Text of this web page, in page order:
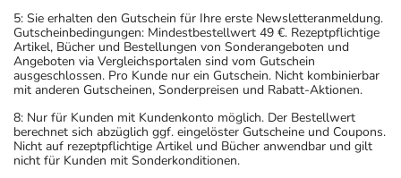
5: Sie erhalten den Gutschein für Ihre erste Newsletteranmeldung.
Gutscheinbedingungen: Mindestbestellwert 49 €. Rezeptpflichtige
Artikel, Bücher und Bestellungen von Sonderangeboten und
Angeboten via Vergleichsportalen sind vom Gutschein
ausgeschlossen. Pro Kunde nur ein Gutschein. Nicht kombinierbar
mit anderen Gutscheinen, Sonderpreisen und Rabatt-Aktionen.
8: Nur für Kunden mit Kundenkonto möglich. Der Bestellwert
berechnet sich abzüglich ggf. eingelöster Gutscheine und Coupons.
Nicht auf rezeptpflichtige Artikel und Bücher anwendbar und gilt
nicht für Kunden mit Sonderkonditionen.